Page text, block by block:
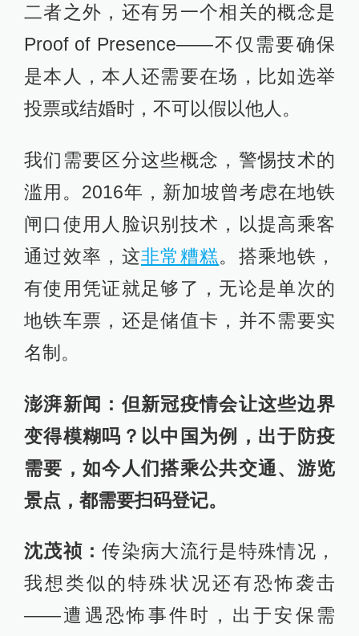
二者之外，还有另一个相关的概念是
Proof of Presence——不仅需要确保
是本人，本人还需要在场，比如选举
投票或结婚时，不可以假以他人。
我们需要区分这些概念，警惕技术的
滥用。2016年，新加坡曾考虑在地铁
闸口使用人脸识别技术，以提高乘客
通过效率，这非常糟糕。搭乘地铁，
有使用凭证就足够了，无论是单次的
地铁车票，还是储值卡，并不需要实
名制。
澎湃新闻：但新冠疫情会让这些边界
变得模糊吗？以中国为例，出于防疫
需要，如今人们搭乘公共交通、游览
景点，都需要扫码登记。
沈茂祯：传染病大流行是特殊情况，
我想类似的特殊状况还有恐怖袭击
——遭遇恐怖事件时，出于安保需